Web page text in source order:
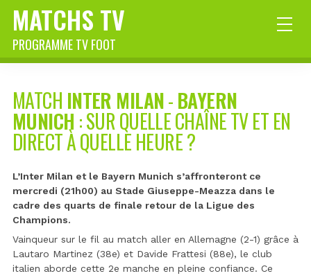
MATCHS TV
PROGRAMME TV FOOT
MATCH INTER MILAN-BAYERN
MUNICH : SUR QUELLE CHAÎNE TV ET EN
DIRECT À QUELLE HEURE ?
L’Inter Milan et le Bayern Munich s’affronteront ce
mercredi (21h00) au Stade Giuseppe-Meazza dans le
cadre des quarts de finale retour de la Ligue des
Champions.
Vainqueur sur le fil au match aller en Allemagne (2-1) grâce à
Lautaro Martinez (38e) et Davide Frattesi (88e), le club
italien aborde cette 2e manche en pleine confiance. Ce